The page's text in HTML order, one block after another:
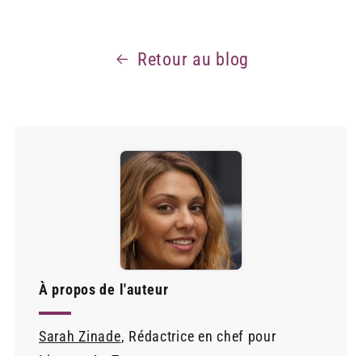
Retour au blog
À propos de l'auteur
Sarah Zinade, Rédactrice en chef pour